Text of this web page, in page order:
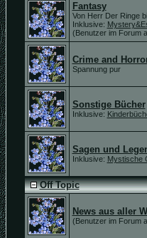
Fantasy
Von Herr Der Ringe
Inklusive:
(Benutzer im Forum
Crime and
Spannung pur
Sonstige Bücher
Inklusive:
Sagen und
Inklusive: Mystische
Off Topic
News aus aller
(Benutzer im Forum